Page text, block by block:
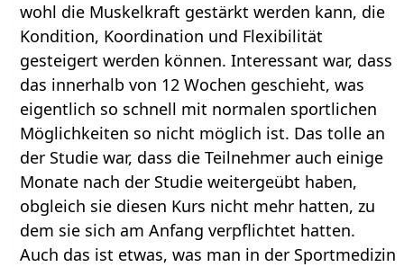
wohl die Muskelkraft gestärkt werden kann, die
Kondition, Koordination und Flexibilität
gesteigert werden können. Interessant war, dass
das innerhalb von 12 Wochen geschieht, was
eigentlich so schnell mit normalen sportlichen
Möglichkeiten so nicht möglich ist. Das tolle an
der Studie war, dass die Teilnehmer auch einige
Monate nach der Studie weitergeübt haben,
obgleich sie diesen Kurs nicht mehr hatten, zu
dem sie sich am Anfang verpflichtet hatten.
Auch das ist etwas, was man in der Sportmedizin